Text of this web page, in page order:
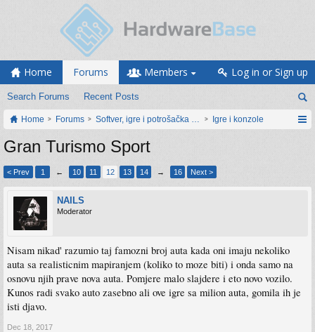
Home Forums
Search Forums Recent Posts
Members Log in or Sign up
Home Forums Softver, igre i potrošačka elektronikaIgre i konzole
Gran Turismo Sport
< Prev 1 ← 10 11 12 13 14 → 16 Next >
NAILS
Moderator
Nisam nikad' razumio taj famozni broj auta kada oni imaju nekoliko
auta sa realisticnim mapiranjem (koliko to moze biti) i onda samo na
osnovu njih prave nova auta. Pomjere malo slajdere i eto novo vozilo.
Kunos radi svako auto zasebno ali ove igre sa milion auta, gomila ih je
isti djavo.
Dec 18, 2017